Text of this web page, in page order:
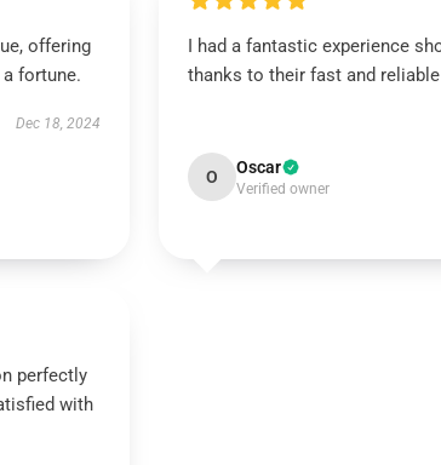
offering
fortune.
Dec 18, 2024
I had a fantastic experience
thanks to their fast and
O Oscar
Verified owner
perfectly
with